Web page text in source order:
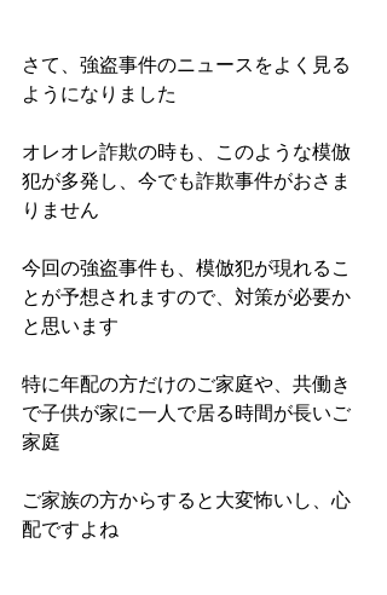
さて、強盗事件のニュースをよく見る
ようになりました
オレオレ詐欺の時も、このような模倣
犯が多発し、今でも詐欺事件がおさま
りません
今回の強盗事件も、模倣犯が現れるこ
とが予想されますので、対策が必要か
と思います
特に年配の方だけのご家庭や、共働き
で子供が家に一人で居る時間が長いご
家庭
ご家族の方からすると大変怖いし、心
配ですよね